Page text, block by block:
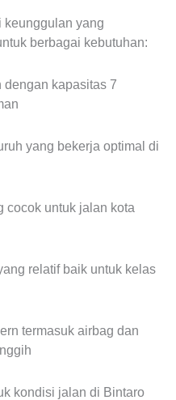
keunggulan yang
berbagai kebutuhan:
dengan kapasitas 7
yang bekerja optimal di
cocok untuk jalan kota
relatif baik untuk kelas
termasuk airbag dan
kondisi jalan di Bintaro